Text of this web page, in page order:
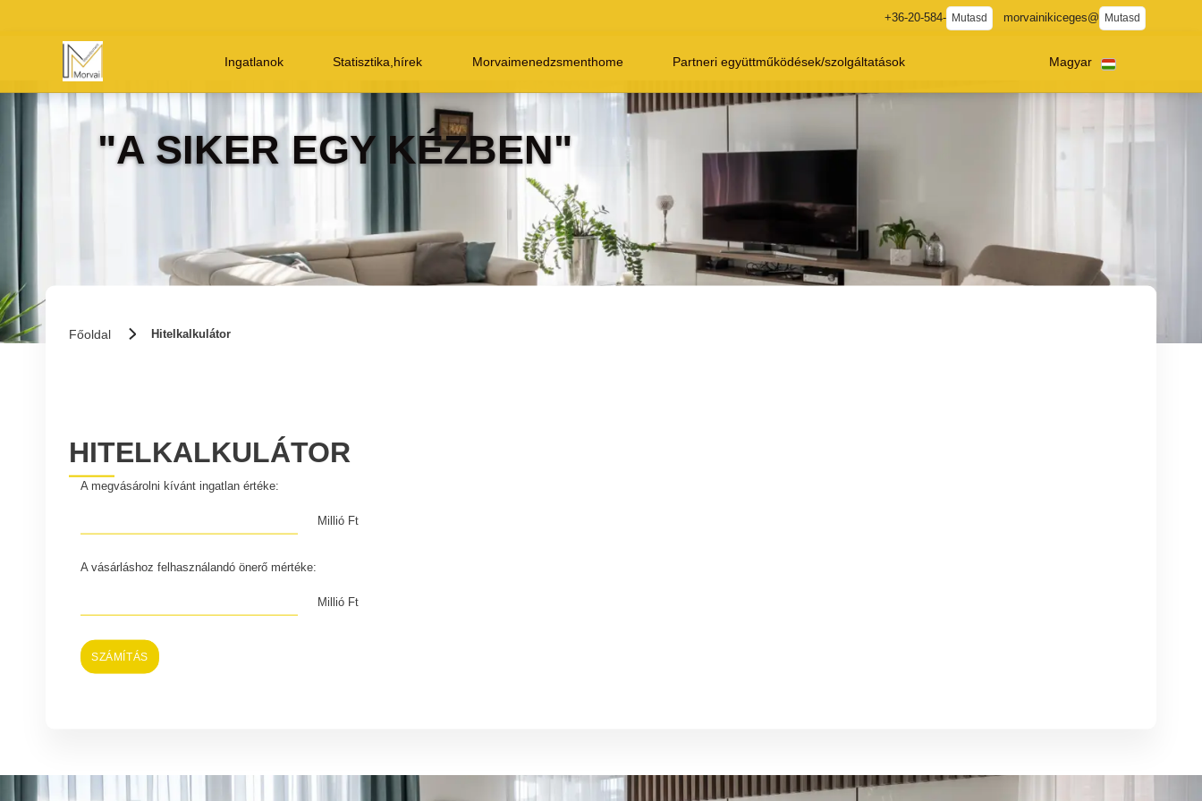
+36-20-584- Mutasd morvainikiceges@ Mutasd
Ingatlanok Statisztika,hírek Morvaimenedzsmenthome Partneri együttműködések/szolgáltatások Magyar
"A SIKER EGY KÉZBEN"
Főoldal Hitelkalkulátor
HITELKALKULÁTOR
A megvásárolni kívánt ingatlan értéke:
Millió Ft
A vásárláshoz felhasználandó önerő mértéke:
Millió Ft
SZÁMÍTÁS